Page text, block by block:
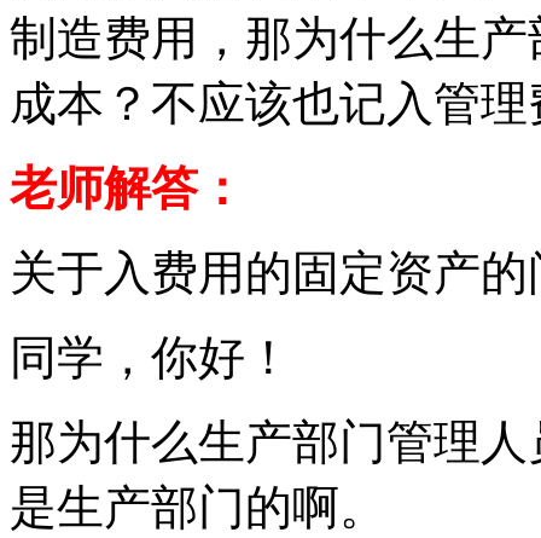
制造费用，那为什么生
成本？不应该也记入管
老师解答：
关于入费用的固定资产
同学，你好！
那为什么生产部门管理
是生产部门的啊。